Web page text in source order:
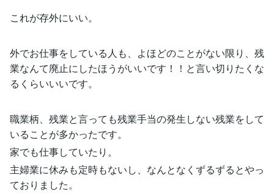
これが存外にいい。
外でお仕事をしている人も、よほどのことがない限り、残
業なんて廃止にしたほうがいいです！！と言い切りたくな
るくらいいいです。
職業柄、残業と言っても残業手当の発生しない残業をして
いることが多かったです。
家でも仕事していたり。
主婦業に休みも定時もないし、なんとなくずるずるとやっ
ておりました。